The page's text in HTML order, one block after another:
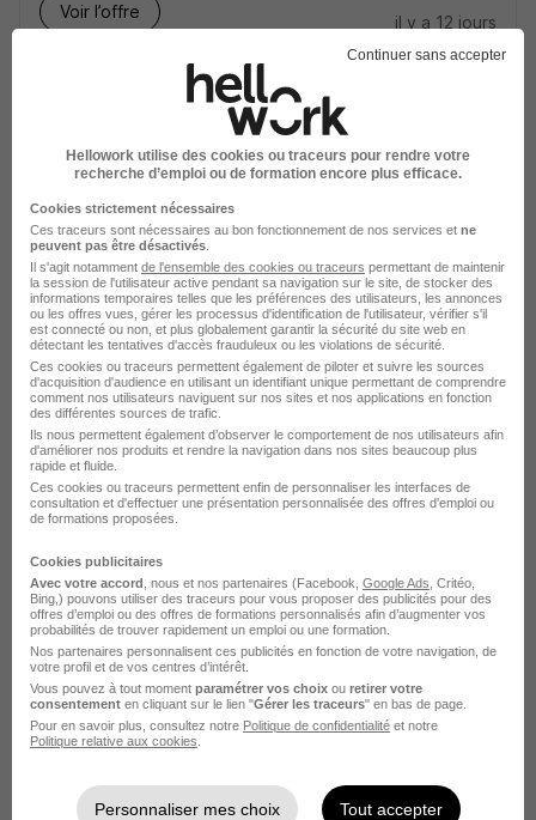
Voir l’offre
il y a 12 jours
Conseiller Insertion Professionnelle -
Alternance - Adoma 75 H/F
CDC Habitat
Paris - 75 Alternance 492,22 - 1 823,03 € / mois
Voir l’offre
il y a 12 jours
Alternance - Conseiller en Insertion
Sociale - BTS E.S.F H/F
AURLOM
Paris - 75 Alternance 400 - 1 400 € / mois
Continuer sans accepter
Hellowork utilise des cookies ou traceurs pour rendre votre
recherche d’emploi ou de formation encore plus efficace.
Cookies strictement nécessaires
Ces traceurs sont nécessaires au bon fonctionnement de nos services et ne
peuvent pas être désactivés
Il s'agit notamment de l'ensemble des cookies ou traceurs permettant de maintenir
la session de l'utilisateur active pendant sa navigation sur le site, de stocker des
informations temporaires telles que les préférences des utilisateurs, les annonces
ou les offres vues, gérer les processus d'identification de l'utilisateur, vérifier s'il
est connecté ou non, et plus globalement garantir la sécurité du site web en
détectant les tentatives d'accès frauduleux ou les violations de sécurité.
Ces cookies ou traceurs permettent également de piloter et suivre les sources
d'acquisition d'audience en utilisant un identifiant unique permettant de comprendre
comment nos utilisateurs naviguent sur nos sites et nos applications en fonction
des différentes sources de trafic.
Ils nous permettent également d’observer le comportement de nos utilisateurs afin
d'améliorer nos produits et rendre la navigation dans nos sites beaucoup plus
rapide et fluide.
Ces cookies ou traceurs permettent enfin de personnaliser les interfaces de
consultation et d'effectuer une présentation personnalisée des offres d'emploi ou
de formations proposées.
Cookies publicitaires
Avec votre accord , nous et nos partenaires (Facebook, Google Ads , Critéo,
Bing,) pouvons utiliser des traceurs pour vous proposer des publicités pour des
offres d’emploi ou des offres de formations personnalisés afin d’augmenter vos
probabilités de trouver rapidement un emploi ou une formation.
Nos partenaires personnalisent ces publicités en fonction de votre navigation, de
votre profil et de vos centres d’intérêt.
Vous pouvez à tout moment paramétrer vos choix ou retirer votre
consentement en cliquant sur le lien "Gérer les traceurs" en bas de page.
Pour en savoir plus, consultez notre Politique de confidentialité et notre
Politique relative aux cookies
Personnaliser mes choix Tout accepter